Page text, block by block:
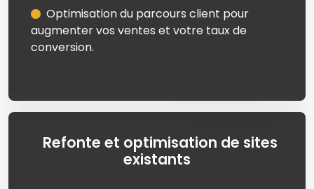
Optimisation du parcours client pour
augmenter vos ventes et votre taux de
conversion.
Refonte et optimisation de sites
existants